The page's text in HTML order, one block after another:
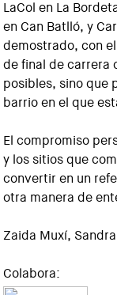
LaCol en La
en Can Batlló, y
demostrado, con
de final de carrera
posibles, sino que
barrio en el que
El compromiso
y los sitios que
convertir en un
otra manera de
Zaida Muxí,
Colabora: